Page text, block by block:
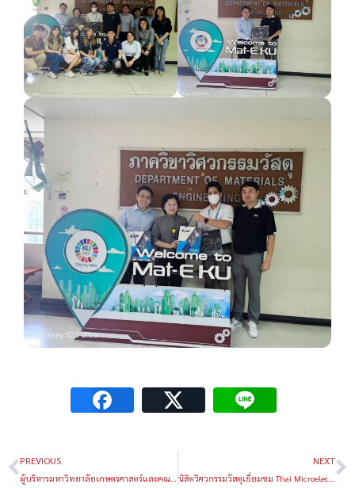
PREVIOUS NEXT
นิสิตวิศวกรรมวัสดุเยี่ยมชม Thai Microelectronics Center (TMEC